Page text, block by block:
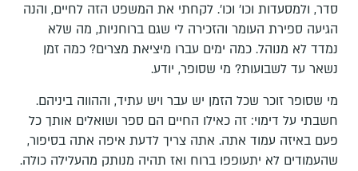
סדר, ולמסעדות וכו' וכו'. לקחתי את המשפט הזה לחיים, והנה
הגיעה ספירת העומר והזכירה לי שגם ברוחניות, מה שלא
נמדד לא מנוהל. כמה ימים עברו מיציאת מצרים? כמה זמן
נשאר עד לשבועות? מי שסופר, יודע.
מי שסופר זוכר שכל הזמן יש עבר ויש עתיד, וההווה ביניהם.
חשבתי על דימוי: זה כאילו החיים הם ספר ושואלים אותך כל
פעם באיזה עמוד אתה. אתה צריך לדעת איפה אתה בסיפור,
שהעמודים לא יתעופפו ברוח ואז תהיה מנותק מהעלילה כולה.